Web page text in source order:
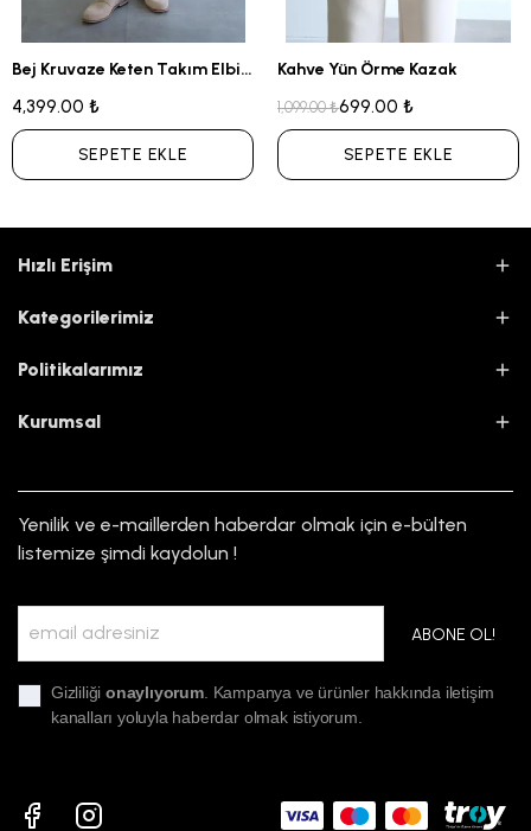
Bej Kruvaze Keten Takım Elbise
4,399.00 ₺
SEPETE EKLE
Kahve Yün Örme Kazak
1,099.00 ₺699.00 ₺
SEPETE EKLE
Hızlı Erişim
Kategorilerimiz
Politikalarımız
Kurumsal
Yenilik ve e-maillerden haberdar olmak için e-bülten
listemize şimdi kaydolun !
ABONE OL!
Gizliliğionaylıyorum. Kampanya ve ürünler hakkında iletişim
kanalları yoluyla haberdar olmak istiyorum.